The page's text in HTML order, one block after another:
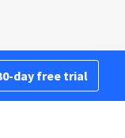
day free trial